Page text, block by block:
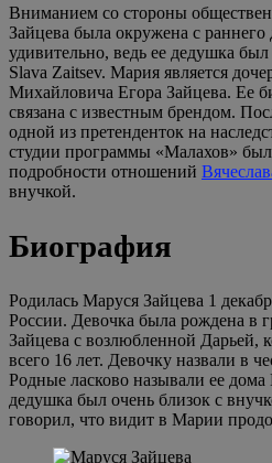
Вниманием со стороны
Зайцева была окружена с раннего
удивительно, ведь ее дедушка
Slava Zaitsev. Мария является
Михайловича Егора Зайцева. Ее
связана с известным брендом.
одной из претенденток на
студии программы «Малахов»
подробности отношений
внучкой.
Биография
Родилась Маруся Зайцева 1
России. Девочка была рождена в
Зайцева с возлюбленной Дарьей,
всего 16 лет. Девочку назвали в
Родные ласково называли ее
дедушка был очень близок с
говорил, что видит в Марии